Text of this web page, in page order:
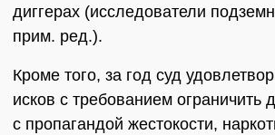
диггерах (исследователи
прим. ред.).
Кроме того, за год суд
исков с требованием ограничить
с пропагандой жестокости,